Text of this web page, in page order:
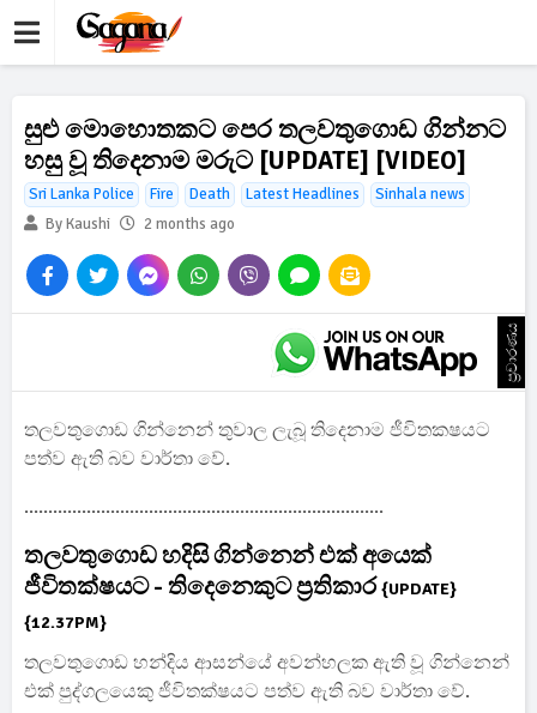
සුළු මොහොතකට පෙර තලවතුගොඩ ගින්නට
හසු වූ තිදෙනාම මරුට [UPDATE] [VIDEO]
Sri Lanka Police Fire Death Latest Headlines
Sinhala news
By Kaushi
2 months ago
ප්‍රචාරණය
තලවතුගොඩ ගින්නෙන් තුවාල ලැබූ තිදෙනාම ජීවිතකෂයට
පත්ව ඇති බව වාර්තා වේ.
...........................................................................
තලවතුගොඩ හදිසි ගින්නෙන් එක් අයෙක්
ජීවිතක්ෂයට - තිදෙනෙකුට ප්‍රතිකාර{UPDATE}
{12.37PM}
තලවතුගොඩ හන්දිය ආසන්යේ අවන්හලක ඇති වූ ගින්නෙන්
එක් පුද්ගලයෙකු ජීවිතක්ෂයට පත්ව ඇති බව වාර්තා වේ.